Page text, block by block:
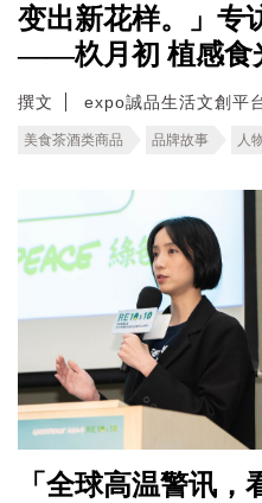
变出新花样。」专
——杦月初 植感食
撰文 expo誠品生活文創平
美食茶酒类商品 品牌故事 人
「全球高温警讯，